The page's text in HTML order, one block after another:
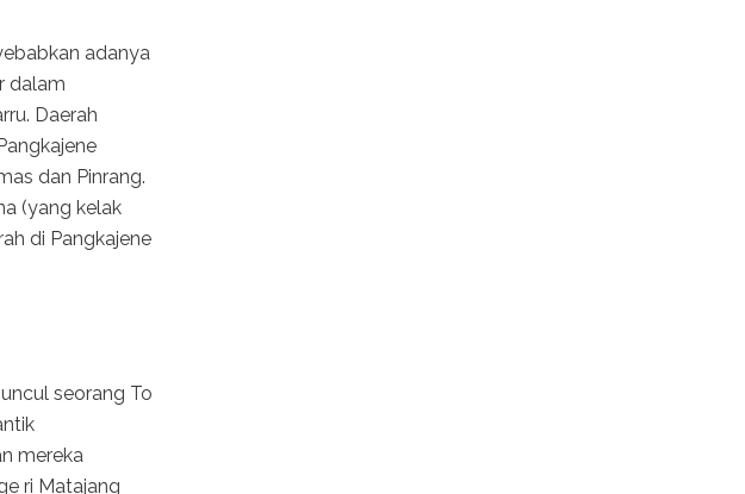
adanya
dalam
Daerah
dan Pinrang.
(yang kelak
di Pangkajene
seorang To
mereka
ri Matajang